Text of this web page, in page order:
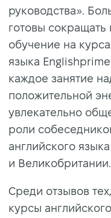
руководства».
готовы сокращать
обучение на
языка
каждое занятие
положительной
увлекательно
роли
английского
и Великобритании.
Среди отзывов
курсы